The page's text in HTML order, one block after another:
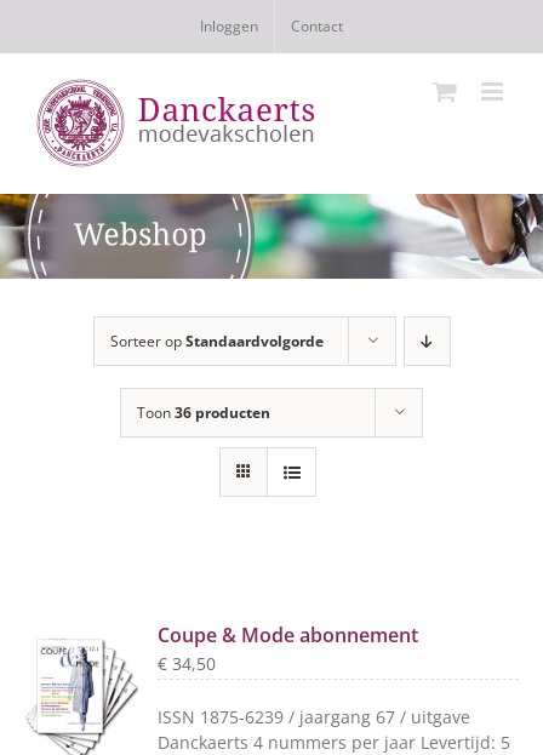
Inloggen Contact
Sorteer opStandaardvolgorde
Toon36 producten
Coupe & Mode abonnement
€ 34,50
ISSN 1875-6239 / jaargang 67 / uitgave
Danckaerts 4 nummers per jaar Levertijd: 5